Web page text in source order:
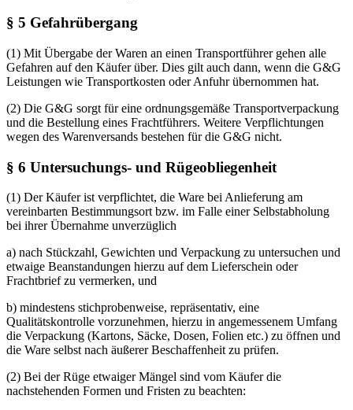
§ 5 Gefahrübergang
(1) Mit Übergabe der Waren an einen Transportführer gehen alle
Gefahren auf den Käufer über. Dies gilt auch dann, wenn die G&G
Leistungen wie Transportkosten oder Anfuhr übernommen hat.
(2) Die G&G sorgt für eine ordnungsgemäße Transportverpackung
und die Bestellung eines Frachtführers. Weitere Verpflichtungen
wegen des Warenversands bestehen für die G&G nicht.
§ 6 Untersuchungs- und Rügeobliegenheit
(1) Der Käufer ist verpflichtet, die Ware bei Anlieferung am
vereinbarten Bestimmungsort bzw. im Falle einer Selbstabholung
bei ihrer Übernahme unverzüglich
a) nach Stückzahl, Gewichten und Verpackung zu untersuchen und
etwaige Beanstandungen hierzu auf dem Lieferschein oder
Frachtbrief zu vermerken, und
b) mindestens stichprobenweise, repräsentativ, eine
Qualitätskontrolle vorzunehmen, hierzu in angemessenem Umfang
die Verpackung (Kartons, Säcke, Dosen, Folien etc.) zu öffnen und
die Ware selbst nach äußerer Beschaffenheit zu prüfen.
(2) Bei der Rüge etwaiger Mängel sind vom Käufer die
nachstehenden Formen und Fristen zu beachten: